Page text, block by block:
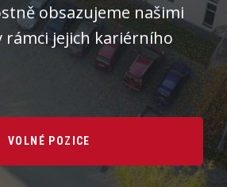
obsazujeme našimi
rámci jejich kariérního
VOLNÉ POZICE